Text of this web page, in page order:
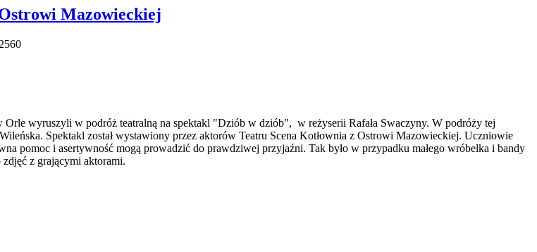
Mazowieckiej
wyruszyli w podróż teatralną na spektakl "Dziób w dziób", w reżyserii Rafała Swaczyny. W podróży tej
Spektakl został wystawiony przez aktorów Teatru Scena Kotłownia z Ostrowi Mazowieckiej. Uczniowie
pomoc i asertywność mogą prowadzić do prawdziwej przyjaźni. Tak było w przypadku małego wróbelka i bandy
z grającymi aktorami.